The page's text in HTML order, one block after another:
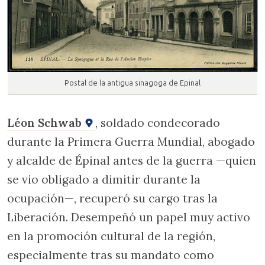
Postal de la antigua sinagoga de Epinal
Léon Schwab
, soldado condecorado
durante la Primera Guerra Mundial, abogado
y alcalde de Épinal antes de la guerra —quien
se vio obligado a dimitir durante la
ocupación—, recuperó su cargo tras la
Liberación. Desempeñó un papel muy activo
en la promoción cultural de la región,
especialmente tras su mandato como